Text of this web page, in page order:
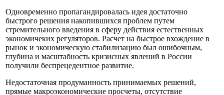
Одновременно пропагандировалась идея достаточно
быстрого решения накопившихся проблем путем
стремительного введения в сферу действия естественных
экономичеких регуляторов. Расчет на быстрое вхождение в
рынок и экономическую стабилизацию был ошибочным,
глубина и масштабность кризисных явлений в России
получили беспрецедентное развитие.
Недостаточная продуманность принимаемых решений,
прямые макроэкономические просчеты, отсутствие